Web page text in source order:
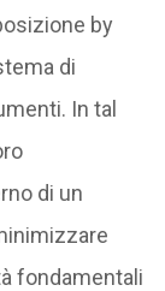
by
di
In tal
di un
fondamentali